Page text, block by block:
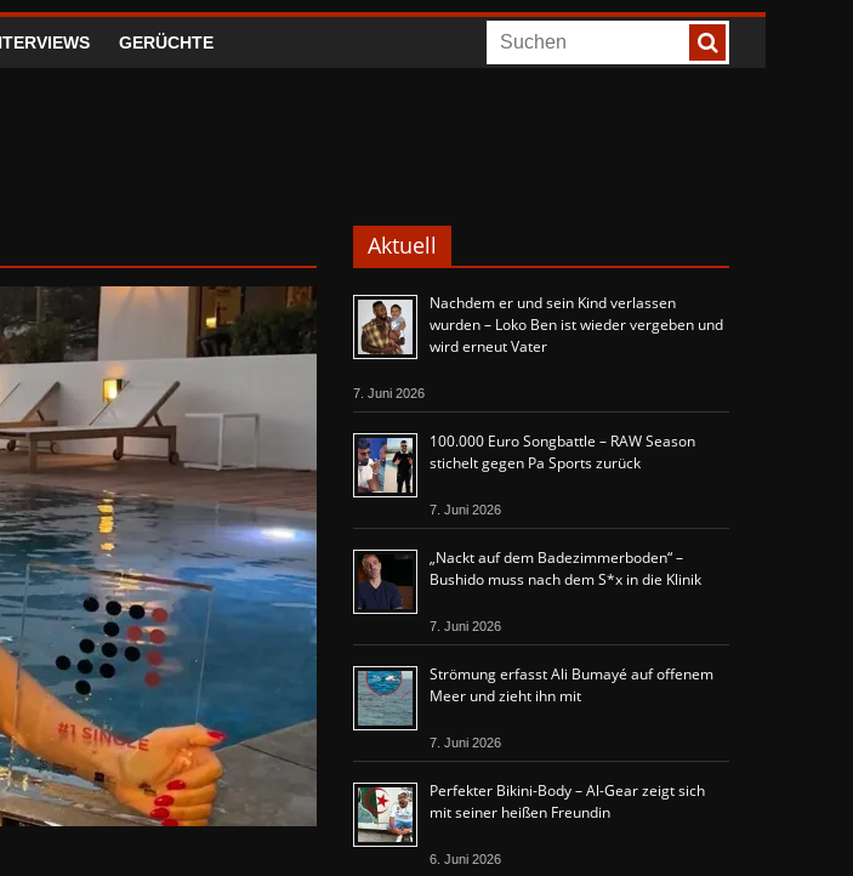
GERÜCHTE
Aktuell
Nachdem er und sein Kind verlassen
wurden – Loko Ben ist wieder vergeben und
wird erneut Vater
7. Juni 2026
100.000 Euro Songbattle – RAW Season
stichelt gegen Pa Sports zurück
7. Juni 2026
„Nackt auf dem Badezimmerboden“ –
Bushido muss nach dem S*x in die Klinik
7. Juni 2026
Strömung erfasst Ali Bumayé auf offenem
Meer und zieht ihn mit
7. Juni 2026
Perfekter Bikini-Body – Al-Gear zeigt sich
mit seiner heißen Freundin
6. Juni 2026